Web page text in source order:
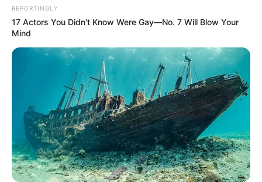
Ужгород
влажность:
давление:
Погода на 10 дней отsinoptik.ua
Новини
Скандал у Берегівському ТЦК: сотням чоловіків
REPORTINGLY
17 Actors You Didn't Know Were Gay—No. 7 Will Blow Your
Mind